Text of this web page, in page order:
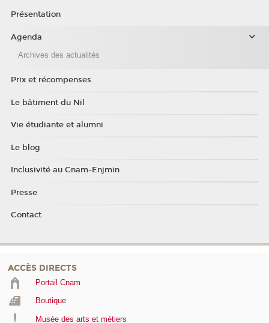
Présentation
Agenda
Archives des actualités
Prix et récompenses
Le bâtiment du Nil
Vie étudiante et alumni
Le blog
Inclusivité au Cnam-Enjmin
Presse
Contact
ACCÈS DIRECTS
Portail Cnam
Boutique
Musée des arts et métiers